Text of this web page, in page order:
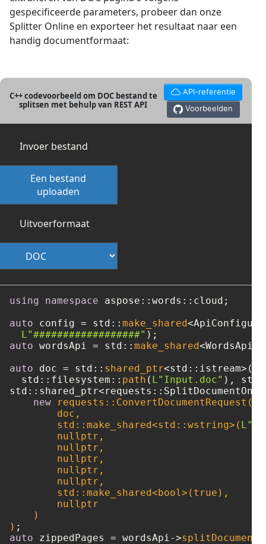
gespecificeerde parameters, probeer dan onze
Splitter Online en exporteer het resultaat naar een
handig documentformaat:
C++ codevoorbeeld om DOC bestand te
splitsen met behulp van REST API
API-referentie
Voorbeelden
Invoer bestand
Een bestand
uploaden
Uitvoerformaat
using namespace aspose::words::cloud;
auto config = std:: make_shared
L"##################"
auto wordsApi = std:: make_shared
auto doc = std:: shared_ptr<std::istream>(
  std::filesystem::
path ( L"Input.doc"
new requests::ConvertDocumentRequest(
        doc,
        std::make_shared<std::wstring>(
nullptr ,
nullptr ,
nullptr ,
nullptr ,
nullptr ,
        std::make_shared<
bool>( true ),
nullptr
    )
)
auto zippedPages = wordsApi->